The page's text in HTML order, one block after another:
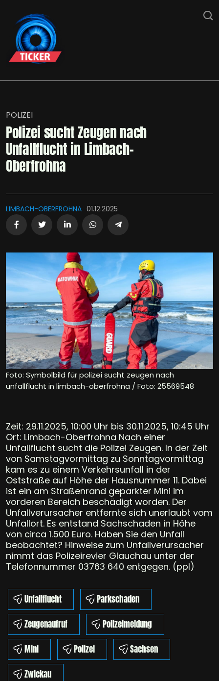
POLIZEI
Polizei sucht Zeugen nach
Unfallflucht in Limbach-
Oberfrohna
LIMBACH-OBERFROHNA 01.12.2025
Foto: Symbolbild für polizei sucht zeugen nach
unfallflucht in limbach-oberfrohna / Foto: 25569548
Zeit: 29.11.2025, 10:00 Uhr bis 30.11.2025, 10:45 Uhr
Ort: Limbach-Oberfrohna Nach einer
Unfallflucht sucht die Polizei Zeugen. In der Zeit
von Samstagvormittag zu Sonntagvormittag
kam es zu einem Verkehrsunfall in der
Oststraße auf Höhe der Hausnummer 11. Dabei
ist ein am Straßenrand geparkter Mini im
vorderen Bereich beschädigt worden. Der
Unfallverursacher entfernte sich unerlaubt vom
Unfallort. Es entstand Sachschaden in Höhe
von circa 1.500 Euro. Haben Sie den Unfall
beobachtet? Hinweise zum Unfallverursacher
nimmt das Polizeirevier Glauchau unter der
Telefonnummer 03763 640 entgegen. (ppl)
Unfallflucht
Parkschaden
Zeugenaufruf
Polizeimeldung
Mini
Polizei
Sachsen
Zwickau